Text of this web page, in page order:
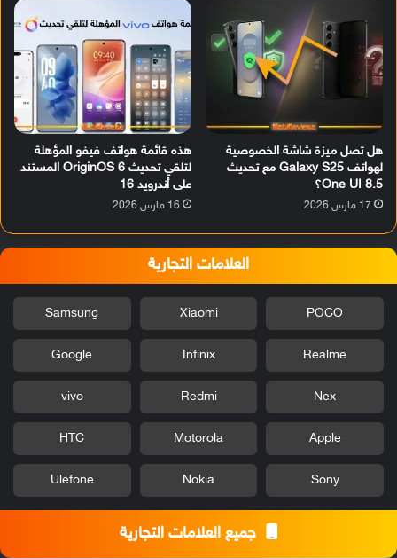
هل تصل ميزة شاشة الخصوصية
لهواتف Galaxy S25 مع تحديث
One UI 8.5؟
17 مارس 2026
هذه قائمة هواتف فيفو المؤهلة
لتلقي تحديث OriginOS 6 المستند
على أندرويد 16
16 مارس 2026
العلامات التجارية
POCO
Xiaomi
Samsung
Realme
Infinix
Google
Nex
Redmi
vivo
Apple
Motorola
HTC
Sony
Nokia
Ulefone
جميع العلامات التجارية